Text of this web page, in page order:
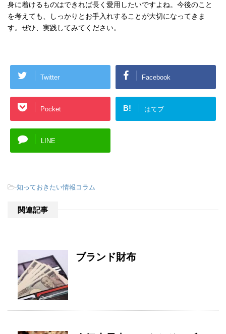
身に着けるものはできれば長く愛用したいですよね。今後のこと
を考えても、しっかりとお手入れすることが大切になってきま
す。ぜひ、実践してみてください。
Twitter Facebook
Pocket B! はてブ
LINE
-知っておきたい情報コラム
関連記事
ブランド財布